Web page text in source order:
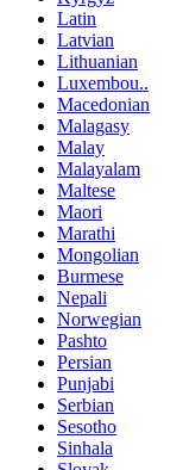
Latin
Latvian
Lithuanian
Luxembou..
Macedonian
Malagasy
Malay
Malayalam
Maltese
Maori
Marathi
Mongolian
Burmese
Nepali
Norwegian
Pashto
Persian
Punjabi
Serbian
Sesotho
Sinhala